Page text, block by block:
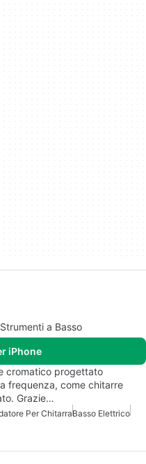
a Basso
iPhone
cromatico progettato
frequenza, come chitarre
Grazie…
Per ChitarraBasso Elettrico